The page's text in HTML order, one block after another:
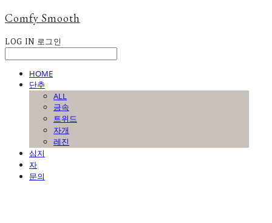
Comfy Smooth
LOG IN 로그인
HOME
단추
ALL
금속
트위드
자개
레진
심지
자
문의